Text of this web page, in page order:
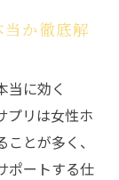
当か徹底解
当に効く
プリは女性ホ
とが多く、
ポートする仕